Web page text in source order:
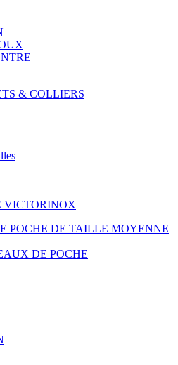
& COLLIERS
VICTORINOX
POCHE DE TAILLE MOYENNE
DE POCHE